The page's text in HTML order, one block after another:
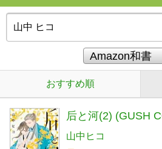
おすすめ順
后と河(2) (GUSH
山中ヒコ